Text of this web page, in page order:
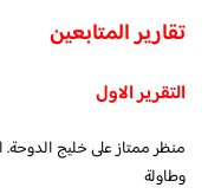
تقارير المتابعين
التقرير الاول
منظر ممتاز على خليج الدوحة.
وطاولة